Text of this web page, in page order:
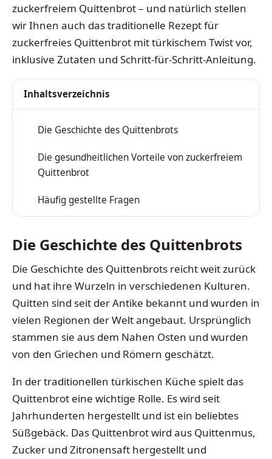
zuckerfreiem Quittenbrot – und natürlich stellen
wir Ihnen auch das traditionelle Rezept für
zuckerfreies Quittenbrot mit türkischem Twist vor,
inklusive Zutaten und Schritt-für-Schritt-Anleitung.
Inhaltsverzeichnis
Die Geschichte des Quittenbrots
Die gesundheitlichen Vorteile von zuckerfreiem
Quittenbrot
Häufig gestellte Fragen
Die Geschichte des Quittenbrots
Die Geschichte des Quittenbrots reicht weit zurück
und hat ihre Wurzeln in verschiedenen Kulturen.
Quitten sind seit der Antike bekannt und wurden in
vielen Regionen der Welt angebaut. Ursprünglich
stammen sie aus dem Nahen Osten und wurden
von den Griechen und Römern geschätzt.
In der traditionellen türkischen Küche spielt das
Quittenbrot eine wichtige Rolle. Es wird seit
Jahrhunderten hergestellt und ist ein beliebtes
Süßgebäck. Das Quittenbrot wird aus Quittenmus,
Zucker und Zitronensaft hergestellt und